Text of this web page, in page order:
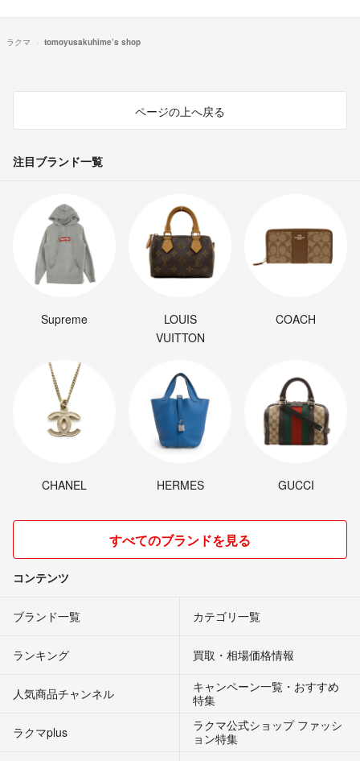
ラクマ tomoyusakuhime’s shop
ページの上へ戻る
注目ブランド一覧
Supreme
LOUIS
VUITTON
COACH
CHANEL HERMES GUCCI
すべてのブランドを見る
コンテンツ
ブランド一覧 カテゴリ一覧
ランキング 買取・相場価格情報
人気商品チャンネル
キャンペーン一覧・おすすめ
特集
ラクマplus
ラクマ公式ショップ ファッシ
ョン特集